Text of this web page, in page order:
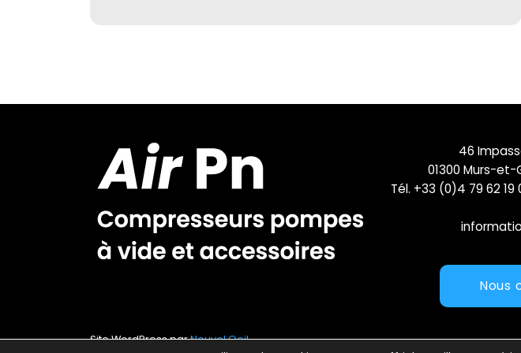
46
01300 Murs-et-
Tél. +33 (0)4 79 62 19
Nous
Site WordPress parNouvel Oeil